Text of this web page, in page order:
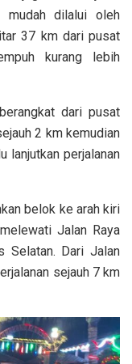
mudah dilalui oleh
37 km dari pusat
kurang lebih
dari pusat
2 km kemudian
lanjutkan perjalanan
belok ke arah kiri
Jalan Raya
Selatan. Dari Jalan
sejauh 7 km